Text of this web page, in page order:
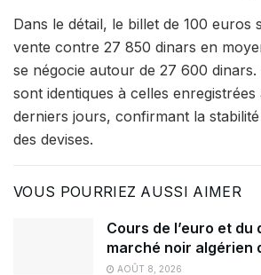
Dans le détail, le billet de 100 euros
vente contre 27 850 dinars en
se négocie autour de 27 600 dinars.
sont identiques à celles
derniers jours, confirmant la
des devises.
VOUS POURRIEZ AUSSI AIMER
Cours de l’euro et du
marché noir algérien
AOÛT 8, 2026